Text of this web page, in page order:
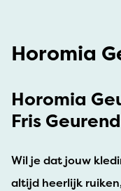
Horomia
Horomia
Fris
Wil je dat jouw
altijd heerlijk